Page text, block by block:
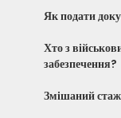
Як подати
Хто з
забезпечення?
Змішаний